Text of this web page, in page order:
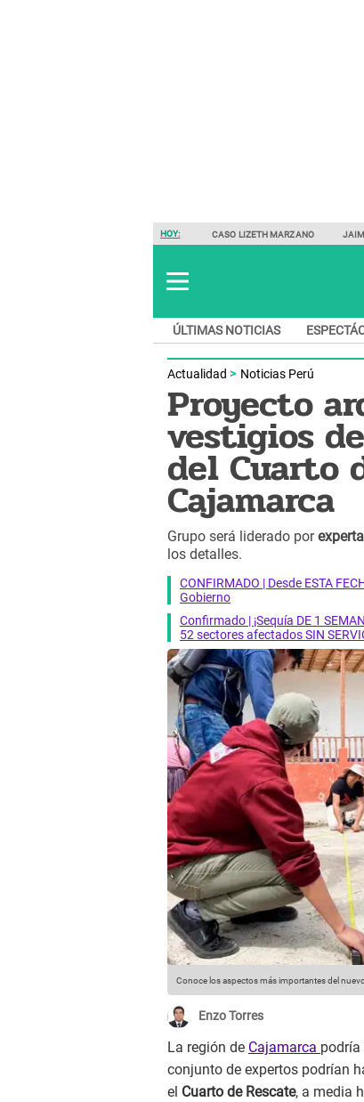
HOY: CASO LIZETH MARZANO
ÚLTIMAS NOTICIAS
Actualidad Noticias Perú
Proyecto
vestigios
del Cuarto
Cajamarca
Grupo será liderado porexperta
los detalles.
CONFIRMADO | Desde ESTA
Gobierno
Confirmado | ¡Sequía DE 1
52 sectores afectados SIN
Conoce los aspectos más importantes del
Enzo Torres
La región de Cajamarca podría
conjunto de expertos podrían
el Cuarto de Rescate, a media